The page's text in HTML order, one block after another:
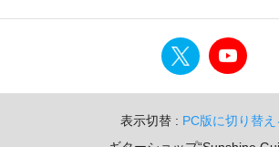
表示切替 : PC版に切り替え